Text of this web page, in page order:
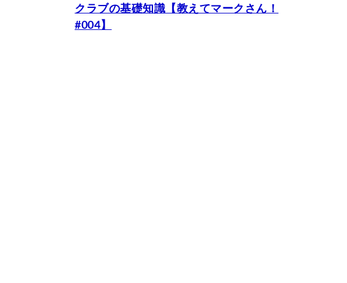
クラブの基礎知識【教えてマークさん！
#004】